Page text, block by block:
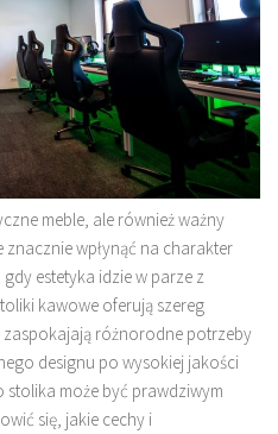
meble, ale również ważny
wpłynąć na charakter
estetyka idzie w parze z
kawowe oferują szereg
różnorodne potrzeby
designu po wysokiej jakości
może być prawdziwym
się, jakie cechy i